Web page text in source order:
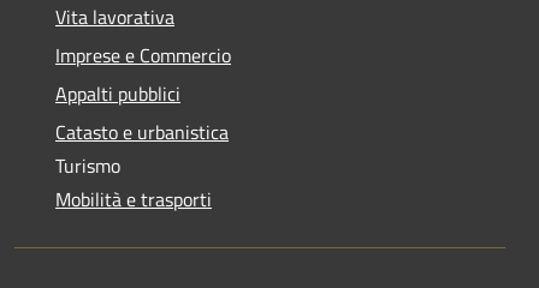
Vita lavorativa
Imprese e Commercio
Appalti pubblici
Catasto e urbanistica
Turismo
Mobilità e trasporti